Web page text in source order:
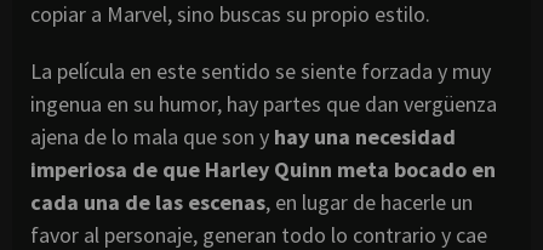
copiar a Marvel, sino buscas su propio estilo.
La película en este sentido se siente forzada y muy
ingenua en su humor, hay partes que dan vergüenza
ajena de lo mala que son y hay una necesidad
imperiosa de que Harley Quinn meta bocado en
cada una de las escenas, en lugar de hacerle un
favor al personaje, generan todo lo contrario y cae